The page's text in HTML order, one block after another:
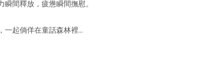
間釋放，疲憊瞬間撫慰。
一起倘佯在童話森林裡…